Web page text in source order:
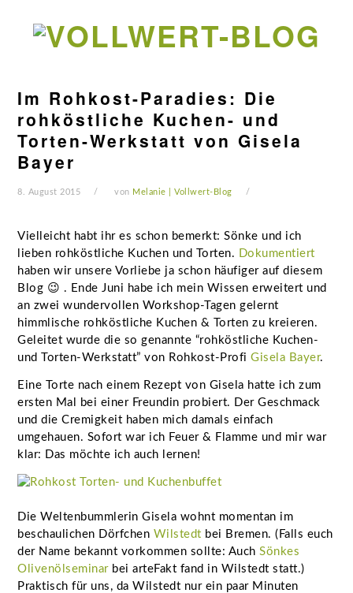
Hauptnavigation
Seitenspalte
Fußzeile
Im Rohkost-Paradies: Die
rohköstliche Kuchen- und
Torten-Werkstatt von Gisela
Bayer
8. August 2015 von Melanie | Vollwert-Blog
Vielleicht habt ihr es schon bemerkt: Sönke und ich
lieben rohköstliche Kuchen und Torten. Dokumentiert
haben wir unsere Vorliebe ja schon häufiger auf diesem
Blog 😉 . Ende Juni habe ich mein Wissen erweitert und
an zwei wundervollen Workshop-Tagen gelernt
himmlische rohköstliche Kuchen & Torten zu kreieren.
Geleitet wurde die so genannte “rohköstliche Kuchen-
und Torten-Werkstatt” von Rohkost-ProfiGisela Bayer.
Eine Torte nach einem Rezept von Gisela hatte ich zum
ersten Mal bei einer Freundin probiert. Der Geschmack
und die Cremigkeit haben mich damals einfach
umgehauen. Sofort war ich Feuer & Flamme und mir war
klar: Das möchte ich auch lernen!
Die Weltenbummlerin Gisela wohnt momentan im
beschaulichen Dörfchen Wilstedt bei Bremen. (Falls euch
der Name bekannt vorkommen sollte: AuchSönkes
Olivenölseminarbei arteFakt fand in Wilstedt statt.)
Praktisch für uns, da Wilstedt nur ein paar Minuten